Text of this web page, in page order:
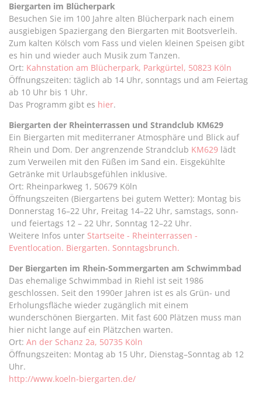
Biergarten im Blücherpark
Besuchen Sie im 100 Jahre alten Blücherpark nach einem
ausgiebigen Spaziergang den Biergarten mit Bootsverleih.
Zum kalten Kölsch vom Fass und vielen kleinen Speisen gibt
es hin und wieder auch Musik zum Tanzen.
Ort: Kahnstation am Blücherpark, Parkgürtel, 50823 Köln
Öffnungszeiten: täglich ab 14 Uhr, sonntags und am Feiertag
ab 10 Uhr bis 1 Uhr.
Das Programm gibt es hier.
Biergarten der Rheinterrassen und Strandclub KM629
Ein Biergarten mit mediterraner Atmosphäre und Blick auf
Rhein und Dom. Der angrenzende Strandclub KM629 lädt
zum Verweilen mit den Füßen im Sand ein. Eisgekühlte
Getränke mit Urlaubsgefühlen inklusive.
Ort: Rheinparkweg 1, 50679 Köln
Öffnungszeiten (Biergartens bei gutem Wetter): Montag bis
Donnerstag 16–22 Uhr, Freitag 14–22 Uhr, samstags, sonn-
und feiertags 12 – 22 Uhr, Sonntag 12–22 Uhr.
Weitere Infos unter Startseite - Rheinterrassen -
Eventlocation. Biergarten. Sonntagsbrunch.
Der Biergarten im Rhein-Sommergarten am Schwimmbad
Das ehemalige Schwimmbad in Riehl ist seit 1986
geschlossen. Seit den 1990er Jahren ist es als Grün- und
Erholungsfläche wieder zugänglich mit einem
wunderschönen Biergarten. Mit fast 600 Plätzen muss man
hier nicht lange auf ein Plätzchen warten.
Ort: An der Schanz 2a, 50735 Köln
Öffnungszeiten: Montag ab 15 Uhr, Dienstag–Sonntag ab 12
Uhr.
http://www.koeln-biergarten.de/